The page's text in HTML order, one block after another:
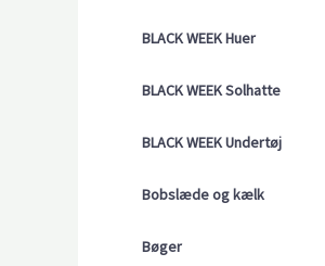
BLACK WEEK Huer
BLACK WEEK Solhatte
BLACK WEEK Undertøj
Bobslæde og kælk
Bøger